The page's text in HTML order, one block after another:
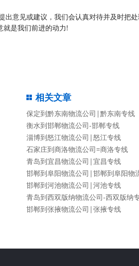
意见或建议，我们会认真对待并及时把
就是我们前进的动力!
相关文章
保定到黔东南物流公司|黔东南专线
衡水到邯郸物流公司-邯郸专线
淄博到怒江物流公司|怒江专线
石家庄到商洛物流公司=商洛专线
青岛到宜昌物流公司|宜昌专线
邯郸到阜阳物流公司|邯郸到阜阳物
邯郸到河池物流公司|河池专线
青岛到西双版纳物流公司-西双版纳
邯郸到张掖物流公司|张掖专线